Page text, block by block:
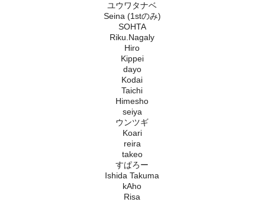
ユウワタナベ
Seina (1stのみ)
SOHTA
Riku.Nagaly
Hiro
Kippei
dayo
Kodai
Taichi
Himesho
seiya
ウンツギ
Koari
reira
takeo
すぱろー
Ishida Takuma
kAho
Risa